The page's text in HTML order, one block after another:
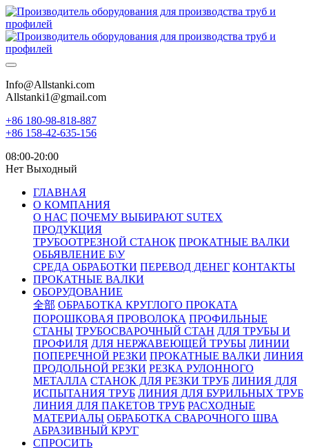
Info@Allstanki.com
Allstanki1@gmail.com
+86 180-98-818-887
+86 158-42-635-156
08:00-20:00
Нет Выходный
ГЛАВНАЯ
О КОМПАНИЯ
О НАС ПОЧЕМУ ВЫБИРАЮТ SUTEX
ПРОДУКЦИЯ
ТРУБООТРЕЗНОЙ СТАНОК ПРОКАТНЫЕ ВАЛКИ
ОБЬЯВЛЕНИЕ Б\У
СРЕДА ОБРАБОТКИ ПЕРЕВОД ДЕНЕГ КОНТАКТЫ
ПРОКАТНЫЕ ВАЛКИ
ОБОРУДОВАНИЕ
全部 ОБРАБОТКА КРУГЛОГО ПРОКАТА
ПОРОШКОВАЯ ПРОВОЛОКА ПРОФИЛЬНЫЕ
СТАНЫ ТРУБОСВАРОЧНЫЙ СТАН ДЛЯ ТРУБЫ И
ПРОФИЛЯ ДЛЯ НЕРЖАВЕЮЩЕЙ ТРУБЫ ЛИНИИ
ПОПЕРЕЧНОЙ РЕЗКИ ПРОКАТНЫЕ ВАЛКИ ЛИНИЯ
ПРОДОЛЬНОЙ РЕЗКИ РЕЗКА РУЛОННОГО
МЕТАЛЛА СТАНОК ДЛЯ РЕЗКИ ТРУБ ЛИНИЯ ДЛЯ
ИСПЫТАНИЯ ТРУБ ЛИНИЯ ДЛЯ БУРИЛЬНЫХ ТРУБ
ЛИНИЯ ДЛЯ ПАКЕТОВ ТРУБ РАСХОДНЫЕ
МАТЕРИАЛЫ OБРАБОТКА СВАРОЧНОГО ШВА
АБРАЗИВНЫЙ КРУГ
СПРОСИТЬ